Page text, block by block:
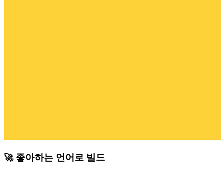
🚀 좋아하는 언어로 빌드